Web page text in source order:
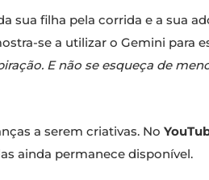
sua filha pela corrida e a sua
se a utilizar o Gemini para
E não se esqueça de
a serem criativas. No
ainda permanece disponível.